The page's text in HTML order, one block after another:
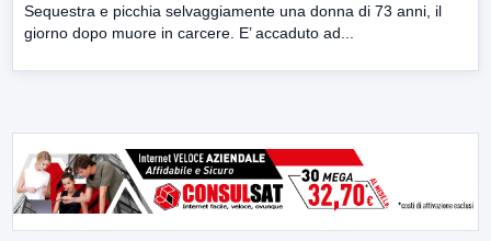
Sequestra e picchia selvaggiamente una donna di 73 anni, il
giorno dopo muore in carcere. E’ accaduto ad...